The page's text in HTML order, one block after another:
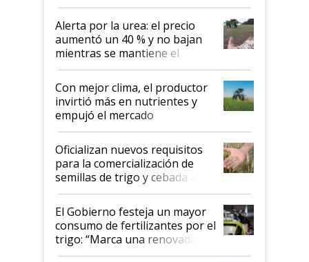
Alerta por la urea: el precio
aumentó un 40 % y no bajan
mientras se mantiene el
conflicto en Medio Oriente
Con mejor clima, el productor
invirtió más en nutrientes y
empujó el mercado
Oficializan nuevos requisitos
para la comercialización de
semillas de trigo y cebada a
granel
El Gobierno festeja un mayor
consumo de fertilizantes por el
trigo: “Marca una renovada
confianza de los productores”